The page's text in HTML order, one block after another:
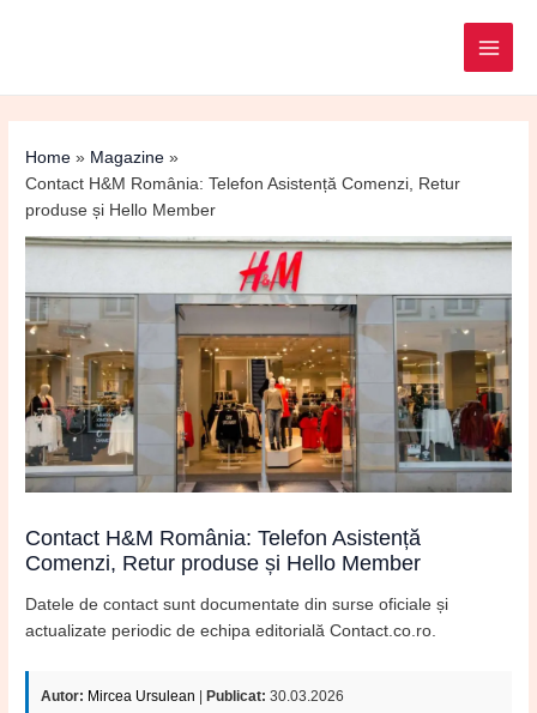
Home
Magazine
Contact H&M România: Telefon Asistență Comenzi, Retur
produse și Hello Member
Contact H&M România: Telefon Asistență
Comenzi, Retur produse și Hello Member
Datele de contact sunt documentate din surse oficiale și
actualizate periodic de echipa editorială Contact.co.ro.
Autor: Mircea Ursulean Publicat: 30.03.2026